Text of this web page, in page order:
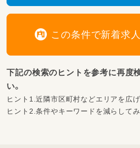
この条件で新着求
下記の検索のヒントを参考に再度
い。
ヒント1.近隣市区町村などエリアを広げ
ヒント2.条件やキーワードを減らしてみ